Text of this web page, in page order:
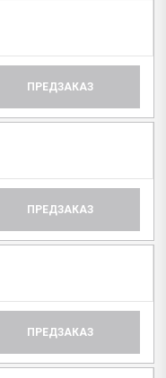
ПРЕДЗАКАЗ
ПРЕДЗАКАЗ
ПРЕДЗАКАЗ